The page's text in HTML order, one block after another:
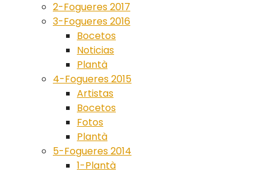
2-Fogueres 2017
3-Fogueres 2016
Bocetos
Noticias
Plantà
4-Fogueres 2015
Artistas
Bocetos
Fotos
Plantà
5-Fogueres 2014
1-Plantà